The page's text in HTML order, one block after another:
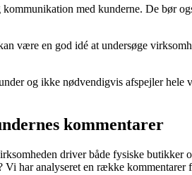
med kunderne. De bør
en god idé at undersøge
og ikke nødvendigvis afspejler
kommentarer
driver både fysiske butikker
har analyseret en række